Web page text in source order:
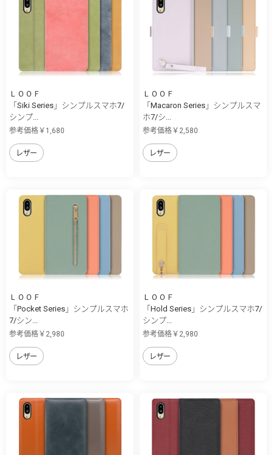
ＬＯＯＦ
「Siki Series」シンプルスマホ7/
シンプ...
参考価格￥1,680
レザー
ＬＯＯＦ
「Macaron Series」シンプルスマ
ホ7/シ...
参考価格￥2,580
レザー
ＬＯＯＦ
「Pocket Series」シンプルスマホ
7/シン...
参考価格￥2,980
レザー
ＬＯＯＦ
「Hold Series」シンプルスマホ7/
シンプ...
参考価格￥2,980
レザー